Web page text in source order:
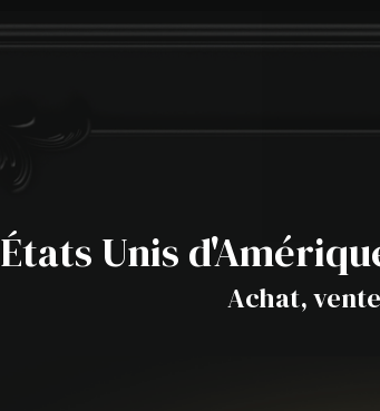
États Unis
Achat,